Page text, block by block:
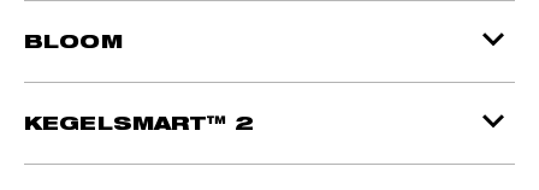
BLOOM
KEGELSMART™ 2